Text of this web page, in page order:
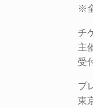
※
チ
主
受
プ
東